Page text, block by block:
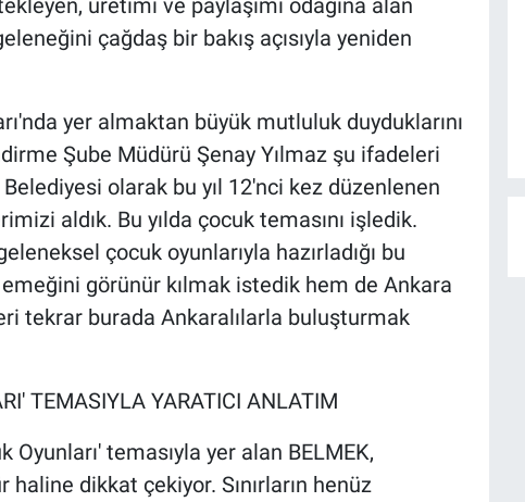
üretimi ve paylaşımı odağına alan
çağdaş bir bakış açısıyla yeniden
yer almaktan büyük mutluluk duyduklarını
Şube Müdürü Şenay Yılmaz şu ifadeleri
olarak bu yıl 12'nci kez düzenlenen
aldık. Bu yılda çocuk temasını işledik.
çocuk oyunlarıyla hazırladığı bu
görünür kılmak istedik hem de Ankara
tekrar burada Ankaralılarla buluşturmak
TEMASIYLA YARATICI ANLATIM
Oyunları' temasıyla yer alan BELMEK,
haline dikkat çekiyor. Sınırların henüz